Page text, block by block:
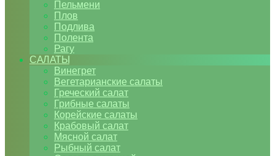
Пельмени
Плов
Подлива
Полента
Рагу
САЛАТЫ
Винегрет
Вегетарианские салаты
Греческий салат
Грибные салаты
Корейские салаты
Крабовый салат
Мясной салат
Рыбный салат